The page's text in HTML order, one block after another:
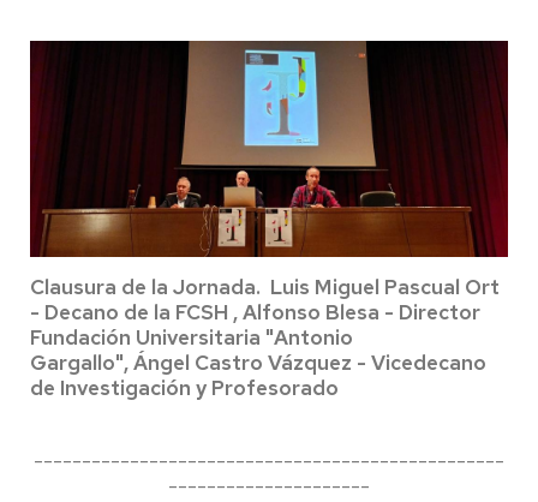
Clausura de la Jornada. Luis Miguel Pascual Ort
- Decano de la FCSH , Alfonso Blesa - Director
Fundación Universitaria "Antonio
Gargallo", Ángel Castro Vázquez - Vicedecano
de Investigación y Profesorado
-------------------------------------------------
---------------------